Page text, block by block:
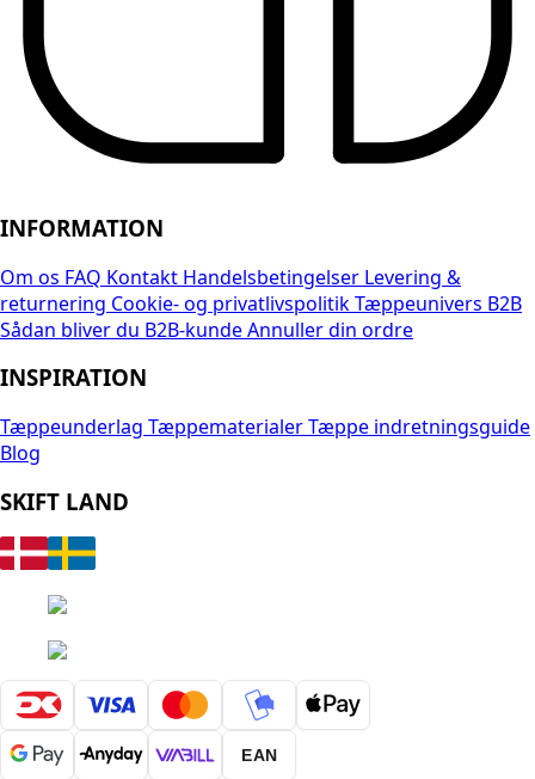
INFORMATION
Om os FAQ Kontakt Handelsbetingelser Levering &
returnering Cookie- og privatlivspolitikTæppeunivers B2B
Sådan bliver du B2B-kundeAnnuller din ordre
INSPIRATION
Tæppeunderlag TæppematerialerTæppe indretningsguide
Blog
SKIFT LAND
EAN